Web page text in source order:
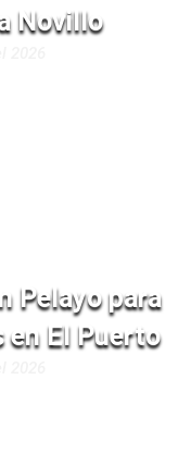
Novillo
Pelayo para
en El Puerto